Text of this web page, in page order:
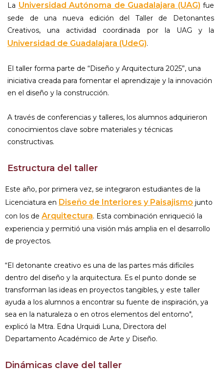
La Universidad Autónoma de Guadalajara (UAG) fue
sede de una nueva edición del Taller de Detonantes
Creativos, una actividad coordinada por la UAG y la
Universidad de Guadalajara (UdeG).
El taller forma parte de “Diseño y Arquitectura 2025”, una
iniciativa creada para fomentar el aprendizaje y la innovación
en el diseño y la construcción.
A través de conferencias y talleres, los alumnos adquirieron
conocimientos clave sobre materiales y técnicas
constructivas.
Estructura del taller
Este año, por primera vez, se integraron estudiantes de la
Licenciatura en Diseño de Interiores y Paisajismo junto
con los de Arquitectura. Esta combinación enriqueció la
experiencia y permitió una visión más amplia en el desarrollo
de proyectos.
“El detonante creativo es una de las partes más difíciles
dentro del diseño y la arquitectura. Es el punto donde se
transforman las ideas en proyectos tangibles, y este taller
ayuda a los alumnos a encontrar su fuente de inspiración, ya
sea en la naturaleza o en otros elementos del entorno",
explicó la Mtra. Edna Urquidi Luna, Directora del
Departamento Académico de Arte y Diseño.
Dinámicas clave del taller